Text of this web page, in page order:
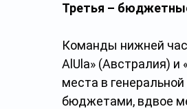
Третья –
Команды нижней
AlUla» (Австралия)
места в
бюджетами, вдвое